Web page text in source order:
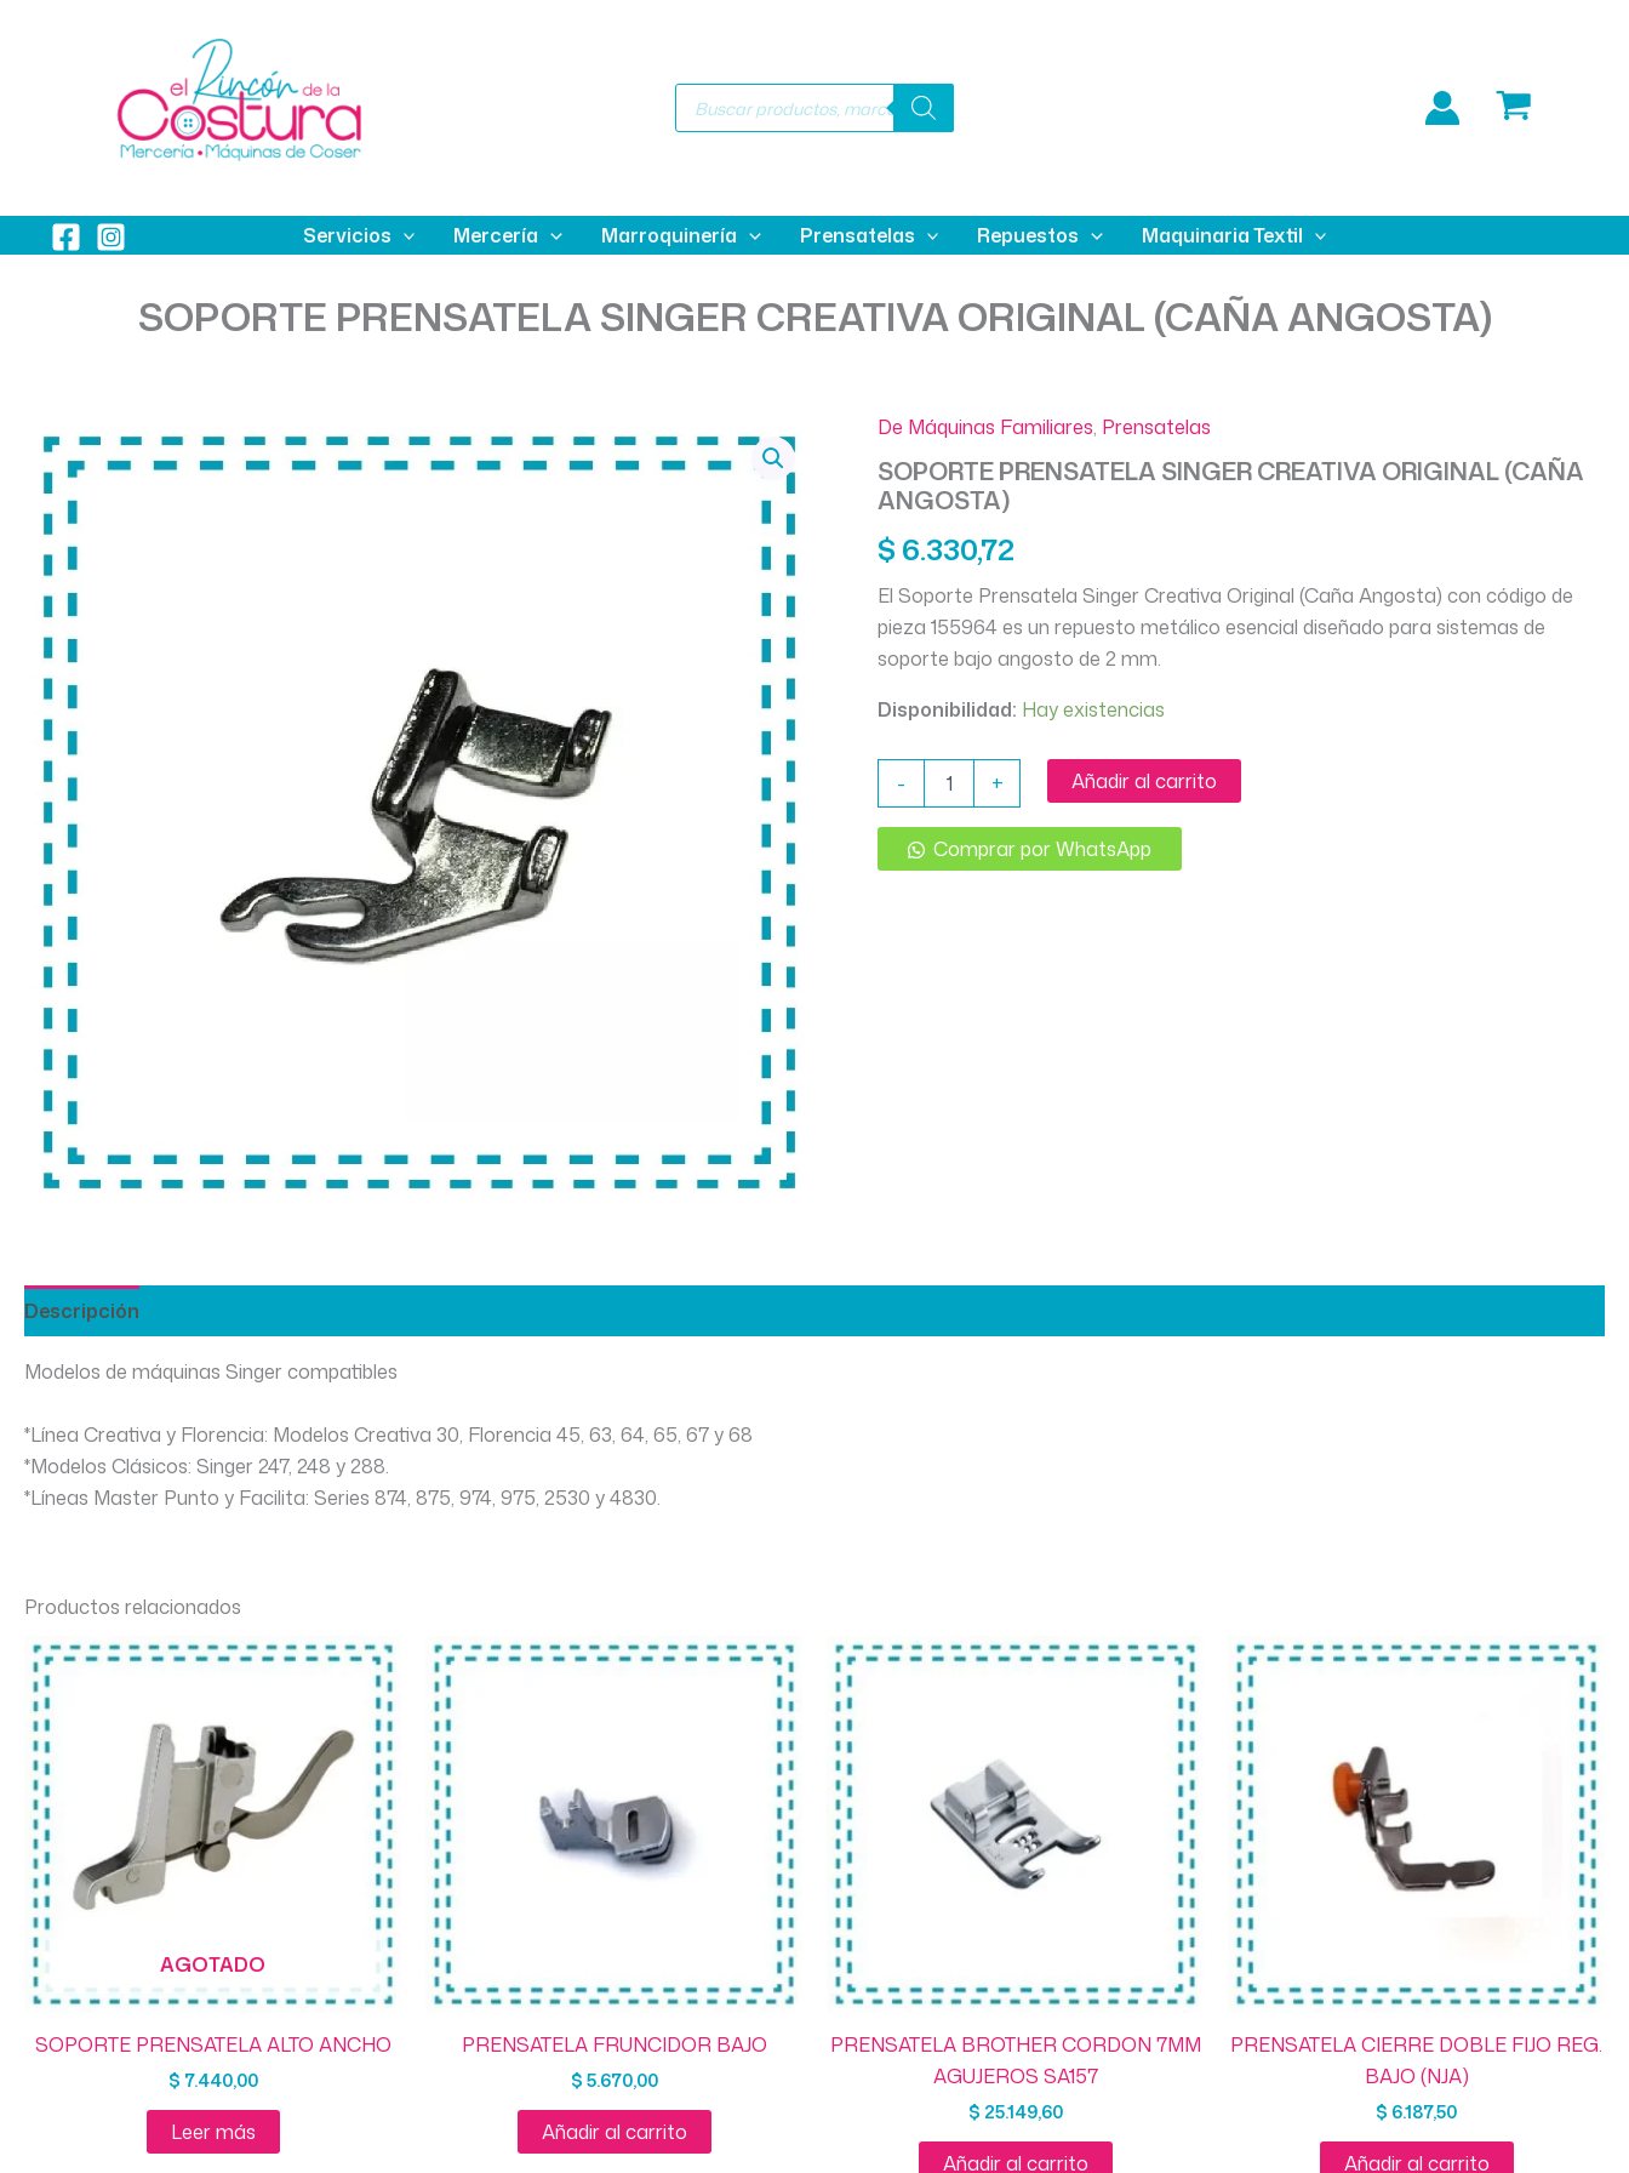
Búsqueda
Servicios Mercería Marroquinería Prensatelas Repuestos Maquinaria Textil
SOPORTE PRENSATELA SINGER CREATIVA ORIGINAL (CAÑA ANGOSTA)
De Máquinas Familiares, Prensatelas
SOPORTE PRENSATELA SINGER CREATIVA ORIGINAL (CAÑA
ANGOSTA)
$ 6.330,72
El Soporte Prensatela Singer Creativa Original (Caña Angosta) con código de
pieza 155964 es un repuesto metálico esencial diseñado para sistemas de
soporte bajo angosto de 2 mm.
Disponibilidad: Hay existencias
-
PRENSATELA
CREATIVA
ORIGINAL
+ Añadir al carrito
Comprar por WhatsApp
Descripción
Modelos de máquinas Singer compatibles
*Línea Creativa y Florencia: Modelos Creativa 30, Florencia 45, 63, 64, 65, 67 y 68
*Modelos Clásicos: Singer 247, 248 y 288.
*Líneas Master Punto y Facilita: Series 874, 875, 974, 975, 2530 y 4830.
Productos relacionados
AGOTADO
SOPORTE PRENSATELA ALTO ANCHO
$ 7.440,00
Leer más
PRENSATELA FRUNCIDOR BAJO
$5.670,00
Añadir al carrito
PRENSATELA BROTHER CORDON 7MM
AGUJEROS SA157
$ 25.149,60
Añadir al carrito
PRENSATELA CIERRE DOBLE FIJO REG.
BAJO (NJA)
$ 6.187,50
Añadir al carrito